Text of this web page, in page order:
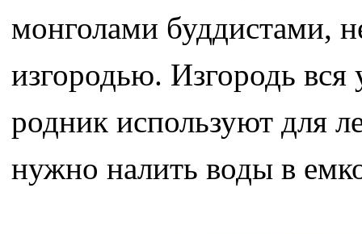
монголами буддистами,
изгородью. Изгородь
родник используют для
нужно налить воды в